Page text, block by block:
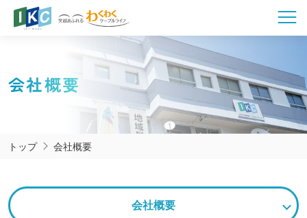
会社概要
トップ 会社概要
会社概要